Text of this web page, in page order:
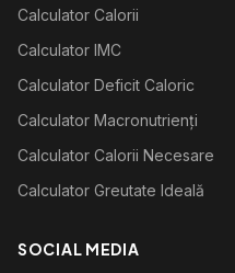
Calculator Calorii
Calculator IMC
Calculator Deficit Caloric
Calculator Macronutrienți
Calculator Calorii Necesare
Calculator Greutate Ideală
SOCIAL MEDIA